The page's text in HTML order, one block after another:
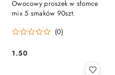
Owocowy proszek w słomce
mix 5 smaków 90szt.
(0)
Cena:
1.50